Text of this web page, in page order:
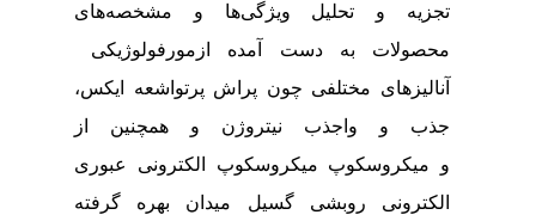
تجزیه و تحلیل ویژگی‌ها و مشخصه‌های
مورفولوژیکی
محصولات به دست آمده از
آنالیزهای مختلفی چون پراش پرتواشعه ایکس،
جذب و واجذب نیتروژن و همچنین از
میکروسکوپ الکترونی عبوری و میکروسکوپ
الکترونی روبشی گسیل میدان بهره گرفته